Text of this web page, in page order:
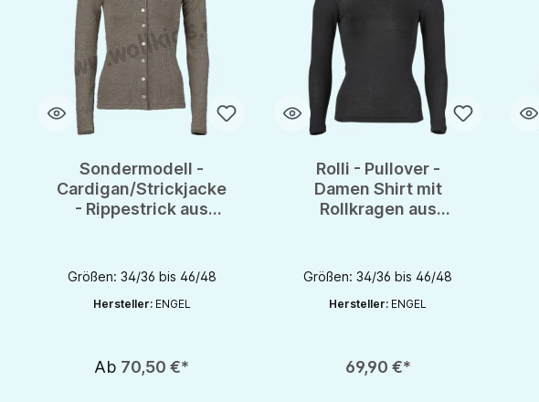
Sondermodell -
Cardigan/Strickjacke
- Rippestrick aus
Größen: 34/36 bis 46/48
Hersteller: ENGEL
Ab 70,50 €*
Rolli - Pullover -
Damen Shirt mit
Rollkragen aus
Größen: 34/36 bis 46/48
Hersteller: ENGEL
69,90 €*